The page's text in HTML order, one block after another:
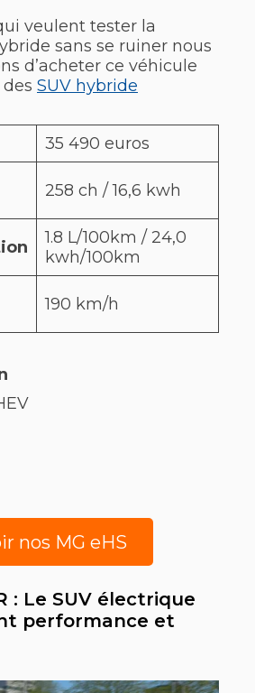
veulent tester la
sans se ruiner nous
d’acheter ce véhicule
SUV hybride
35 490 euros
258 ch / 16,6 kwh
1.8 L/100km / 24,0
kwh/100km
190 km/h
nos MG eHS
: Le SUV électrique
performance et